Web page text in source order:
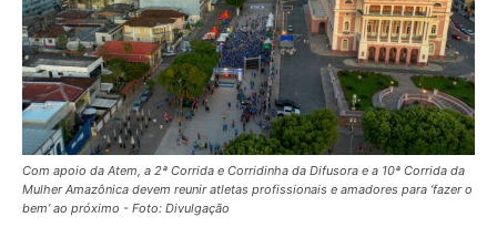
Com apoio da Atem, a 2ª Corrida e Corridinha da Difusora e a 10ª Corrida da
Mulher Amazônica devem reunir atletas profissionais e amadores para ‘fazer o
bem’ ao próximo - Foto: Divulgação